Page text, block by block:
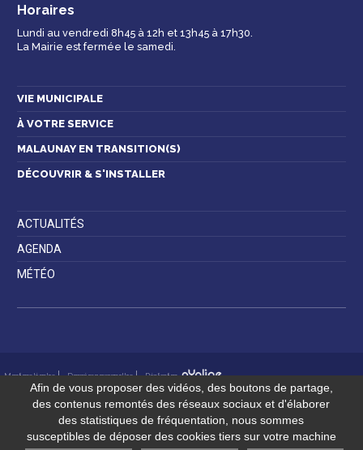
Espace famille
Malaunay, je
Contactez-nous
Horaires
Lundi au vendredi 8h45 à 12h et 13h45 à 17h30.
La Mairie est fermée le samedi.
VIE MUNICIPALE
À VOTRE SERVICE
MALAUNAY EN TRANSITION(S)
DÉCOUVRIR & S'INSTALLER
ACTUALITÉS
AGENDA
MÉTÉO
Mentions légales Données personnelles Réalisation
Afin de vous proposer des vidéos, des boutons de partage,
des contenus remontés des réseaux sociaux et d'élaborer
des statistiques de fréquentation, nous sommes
susceptibles de déposer des cookies tiers sur votre machine